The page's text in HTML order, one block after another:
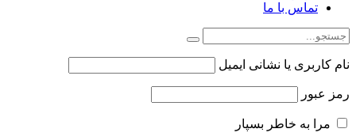
تماس با ما
نام کاربری یا نشانی ایمیل
رمز عبور
مرا به خاطر بسپار